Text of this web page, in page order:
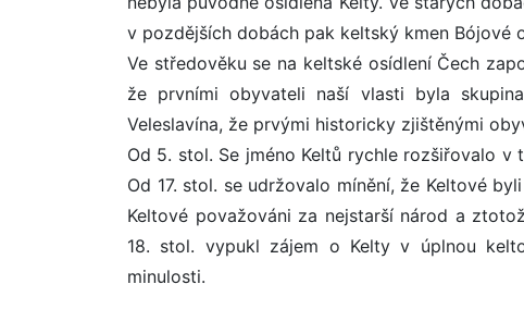
v pozdějších dobách pak keltský kmen Bójové
Ve středověku se na keltské osídlení Čech
že prvními obyvateli naší vlasti byla
Veleslavína, že prvými historicky zjištěnými
Od 5. stol. Se jméno Keltů rychle rozšiřovalo
Od 17. stol. se udržovalo mínění, že Keltové
Keltové považováni za nejstarší národ a
18. stol. vypukl zájem o Kelty v úplnou
minulosti.